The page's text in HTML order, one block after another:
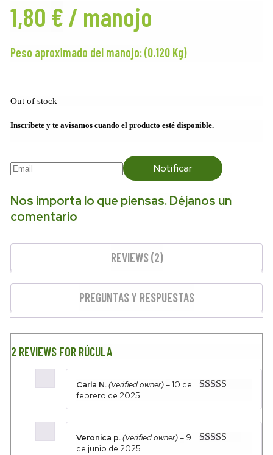
1,80 € / manojo
Peso aproximado del manojo: (0.120 Kg)
Out of stock
Inscríbete y te avisamos cuando el producto esté disponible.
Notificar
Nos importa lo que piensas. Déjanos un
comentario
REVIEWS (2)
PREGUNTAS Y RESPUESTAS
2 REVIEWS FOR RÚCULA
of 5
Carla N.(verified owner)–10 de
febrero de 2025
Veronica p.(verified owner)– 9
de junio de 2025